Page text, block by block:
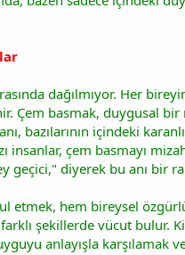
dağılmıyor. Her
Çem basmak, duygusal
bazılarının içindeki
insanlar, çem basmayı
geçici," diyerek bu anı bir
etmek, hem bireysel
farklı şekillerde vücut bulur.
anlayışla karşılamak ve